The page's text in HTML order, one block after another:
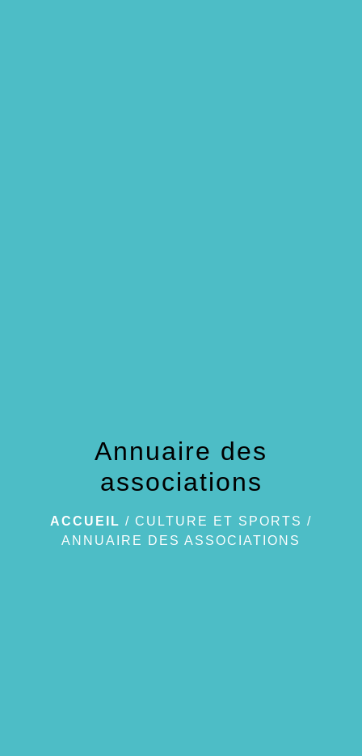
Annuaire des
associations
ACCUEIL / CULTURE ET SPORTS /
ANNUAIRE DES ASSOCIATIONS